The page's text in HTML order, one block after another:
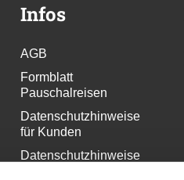
Infos
AGB
Formblatt
Pauschalreisen
Datenschutzhinweise
für Kunden
Datenschutzhinweise